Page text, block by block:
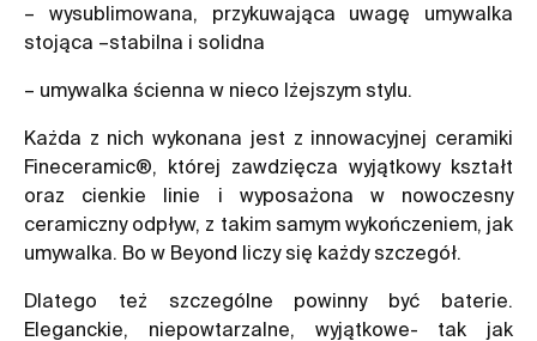
– wysublimowana, przykuwająca uwagę umywalka
stojąca –stabilna i solidna
– umywalka ścienna w nieco lżejszym stylu.
Każda z nich wykonana jest z innowacyjnej ceramiki
Fineceramic®, której zawdzięcza wyjątkowy kształt
oraz cienkie linie i wyposażona w nowoczesny
ceramiczny odpływ, z takim samym wykończeniem, jak
umywalka. Bo w Beyond liczy się każdy szczegół.
Dlatego też szczególne powinny być baterie.
Eleganckie, niepowtarzalne, wyjątkowe- tak jak